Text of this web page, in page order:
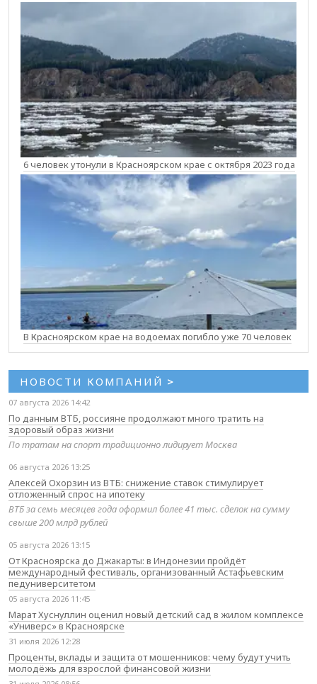
6 человек утонули в Красноярском крае с октября 2023 года
В Красноярском крае на водоемах погибло уже 70 человек
НОВОСТИ КОМПАНИЙ >
07 августа 2026 14:42
По данным ВТБ, россияне продолжают много тратить на
здоровый образ жизни
По тратам на спорт традиционно лидирует Москва
06 августа 2026 13:25
Алексей Охорзин из ВТБ: снижение ставок стимулирует
отложенный спрос на ипотеку
ВТБ за семь месяцев года оформил более 41 тыс. сделок на сумму
свыше 200 млрд рублей
05 августа 2026 13:15
От Красноярска до Джакарты: в Индонезии пройдёт
международный фестиваль, организованный Астафьевским
педуниверситетом
05 августа 2026 11:45
Марат Хуснуллин оценил новый детский сад в жилом комплексе
«Универс» в Красноярске
31 июля 2026 12:28
Проценты, вклады и защита от мошенников: чему будут учить
молодёжь для взрослой финансовой жизни